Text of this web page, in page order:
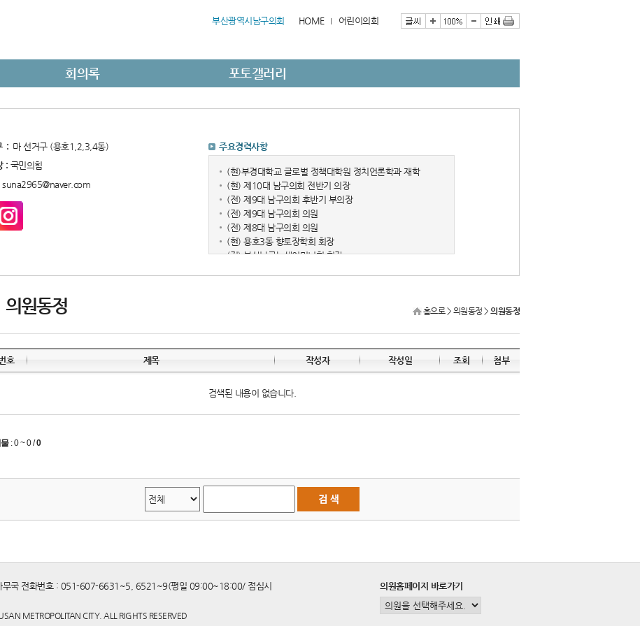
부산광역시남구의회 HOME 어린이의회
회의록 포토갤러리
: 마 선거구 (용호1,2,3,4동)
: 국민의힘
suna2965@naver.com
주요경력사항
(현)부경대학교 글로벌 정책대학원 정치언론학과 재학
(현) 제10대 남구의회 전반기 의장
(전) 제9대 남구의회 후반기 부의장
(전) 제9대 남구의회 의원
(전) 제8대 남구의회 의원
(현) 용호3동 향토장학회 회장
(전) 부산남구녹색어머니회 회장
의원동정 홈으로> 의원동정 > 의원동정
호 제목 작성자 작성일 조회 첨부
검색된 내용이 없습니다.
:0 ~ 0/0
무국 전화번호 : 051-607-6631~5, 6521~9(평일 09:00~18:00/ 점심시
METROPOLITAN CITY. ALL RIGHTS RESERVED
의원홈페이지 바로가기